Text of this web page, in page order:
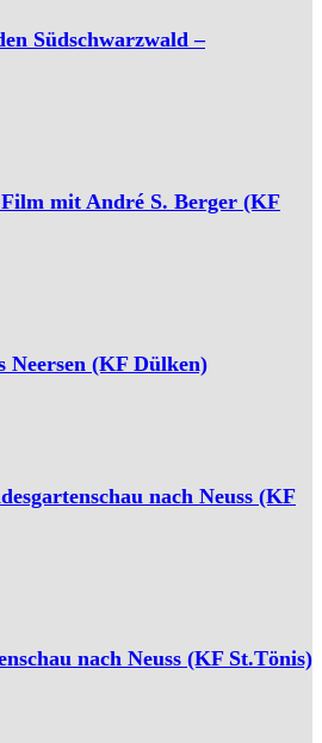
Südschwarzwald –
mit André S. Berger (KF
Neersen (KF Dülken)
nach Neuss (KF
nach Neuss (KF St.Tönis)